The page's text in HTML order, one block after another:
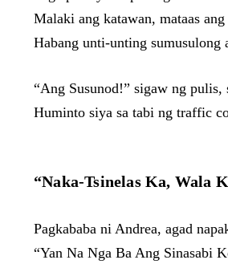
Malaki ang katawan, mataas
Habang unti-unting
“Ang Susunod!” sigaw ng
Huminto siya sa tabi ng traffic
“Naka-Tsinelas Ka, Wala
Pagkababa ni Andrea, agad
“Yan Na Nga Ba Ang Sinasabi